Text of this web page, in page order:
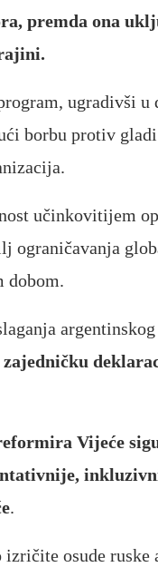
premda ona
ugradivši u
borbu protiv
učinkovitijem
ograničavanja
dobom.
Vijeće
.
osude ruske